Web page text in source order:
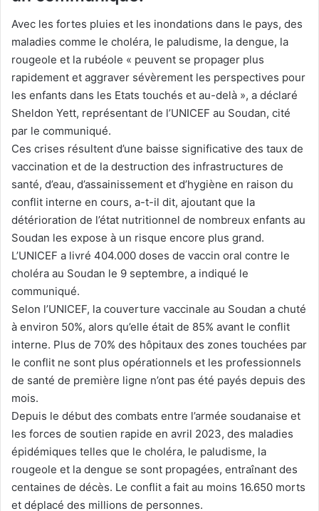
Avec les fortes pluies et les inondations dans le pays, des
maladies comme le choléra, le paludisme, la dengue, la
rougeole et la rubéole « peuvent se propager plus
rapidement et aggraver sévèrement les perspectives pour
les enfants dans les Etats touchés et au-delà », a déclaré
Sheldon Yett, représentant de l’UNICEF au Soudan, cité
par le communiqué.
Ces crises résultent d’une baisse significative des taux de
vaccination et de la destruction des infrastructures de
santé, d’eau, d’assainissement et d’hygiène en raison du
conflit interne en cours, a-t-il dit, ajoutant que la
détérioration de l’état nutritionnel de nombreux enfants au
Soudan les expose à un risque encore plus grand.
L’UNICEF a livré 404.000 doses de vaccin oral contre le
choléra au Soudan le 9 septembre, a indiqué le
communiqué.
Selon l’UNICEF, la couverture vaccinale au Soudan a chuté
à environ 50%, alors qu’elle était de 85% avant le conflit
interne. Plus de 70% des hôpitaux des zones touchées par
le conflit ne sont plus opérationnels et les professionnels
de santé de première ligne n’ont pas été payés depuis des
mois.
Depuis le début des combats entre l’armée soudanaise et
les forces de soutien rapide en avril 2023, des maladies
épidémiques telles que le choléra, le paludisme, la
rougeole et la dengue se sont propagées, entraînant des
centaines de décès. Le conflit a fait au moins 16.650 morts
et déplacé des millions de personnes.